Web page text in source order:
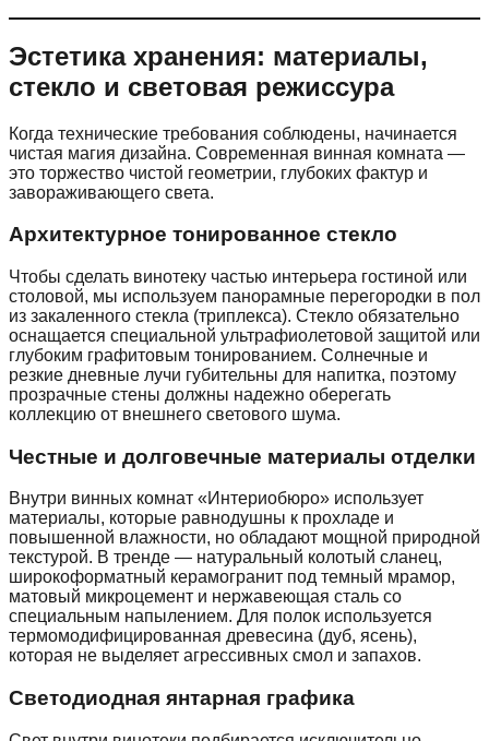
Эстетика хранения: материалы,
стекло и световая режиссура
Когда технические требования соблюдены, начинается
чистая магия дизайна. Современная винная комната —
это торжество чистой геометрии, глубоких фактур и
завораживающего света.
Архитектурное тонированное стекло
Чтобы сделать винотеку частью интерьера гостиной или
столовой, мы используем панорамные перегородки в пол
из закаленного стекла (триплекса). Стекло обязательно
оснащается специальной ультрафиолетовой защитой или
глубоким графитовым тонированием. Солнечные и
резкие дневные лучи губительны для напитка, поэтому
прозрачные стены должны надежно оберегать
коллекцию от внешнего светового шума.
Честные и долговечные материалы отделки
Внутри винных комнат «Интериобюро» использует
материалы, которые равнодушны к прохладе и
повышенной влажности, но обладают мощной природной
текстурой. В тренде — натуральный колотый сланец,
широкоформатный керамогранит под темный мрамор,
матовый микроцемент и нержавеющая сталь со
специальным напылением. Для полок используется
термомодифицированная древесина (дуб, ясень),
которая не выделяет агрессивных смол и запахов.
Светодиодная янтарная графика